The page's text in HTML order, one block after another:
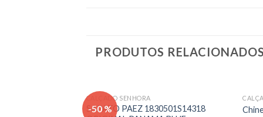
PRODUTOS RELACIONADOS
-50 %
Adicionar
aos meus
CALÇADO SENHORA
SAPATO PAEZ 1830501S14318